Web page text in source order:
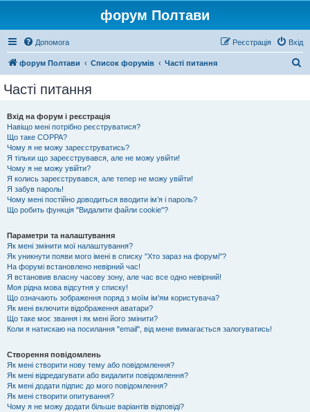
форум Полтави
Допомога Вхід
Реєстрація
форум Полтави Список форумів Часті питання
Часті питання
Вхід на форум і реєстрація
Навіщо мені потрібно реєструватися?
Що таке COPPA?
Чому я не можу зареєструватись?
Я тільки що зареєструвався, але не можу увійти!
Чому я не можу увійти?
Я колись зареєструвався, але тепер не можу увійти!
Я забув пароль!
Чому мені постійно доводиться вводити ім’я і пароль?
Що робить функція "Видалити файли cookie"?
Параметри та налаштування
Як мені змінити мої налаштування?
Як уникнути появи мого імені в списку "Хто зараз на форумі"?
На форумі встановлено невірний час!
Я встановив власну часову зону, але час все одно невірний!
Моя рідна мова відсутня у списку!
Що означають зображення поряд з моїм ім'ям користувача?
Як мені включити відображення аватари?
Що таке моє звання і як мені його змінити?
Коли я натискаю на посилання "email", від мене вимагається залогуватись!
Створення повідомлень
Як мені створити нову тему або повідомлення?
Як мені відредагувати або видалити повідомлення?
Як мені додати підпис до мого повідомлення?
Як мені створити опитування?
Чому я не можу додати більше варіантів відповіді?